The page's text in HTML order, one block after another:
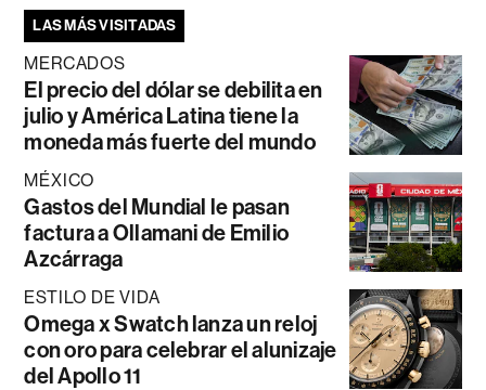
LAS MÁS VISITADAS
MERCADOS
El precio del dólar se debilita en
julio y América Latina tiene la
moneda más fuerte del mundo
MÉXICO
Gastos del Mundial le pasan
factura a Ollamani de Emilio
Azcárraga
ESTILO DE VIDA
Omega x Swatch lanza un reloj
con oro para celebrar el alunizaje
del Apollo 11